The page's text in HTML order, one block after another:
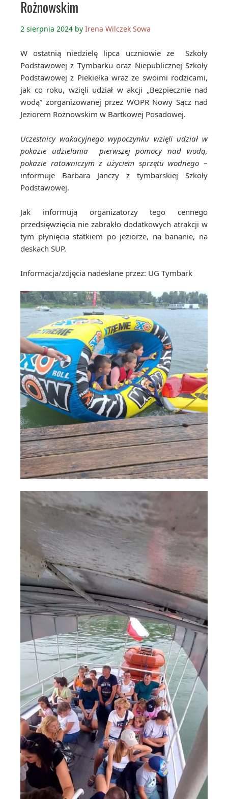
Rożnowskim
2 sierpnia 2024 by Irena Wilczek Sowa
W ostatnią niedzielę lipca uczniowie ze Szkoły
Podstawowej z Tymbarku oraz Niepublicznej Szkoły
Podstawowej z Piekiełka wraz ze swoimi rodzicami,
jak co roku, wzięli udział w akcji „Bezpiecznie nad
wodą” zorganizowanej przez WOPR Nowy Sącz nad
Jeziorem Rożnowskim w Bartkowej Posadowej.
Uczestnicy wakacyjnego wypoczynku wzięli udział w
pokazie udzielania pierwszej pomocy nad wodą,
pokazie ratowniczym z użyciem sprzętu wodnego –
informuje Barbara Janczy z tymbarskiej Szkoły
Podstawowej.
Jak informują organizatorzy tego cennego
przedsięwzięcia nie zabrakło dodatkowych atrakcji w
tym płynięcia statkiem po jeziorze, na bananie, na
deskach SUP.
Informacja/zdjęcia nadesłane przez: UG Tymbark